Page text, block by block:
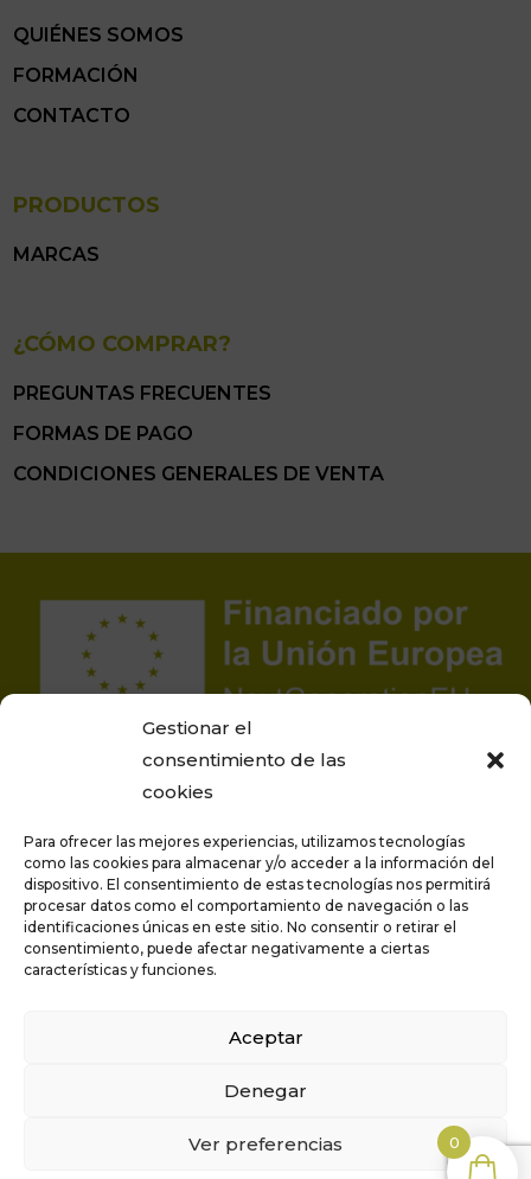
Gestionar el
consentimiento de las
cookies
Para ofrecer las mejores experiencias, utilizamos tecnologías
como las cookies para almacenar y/o acceder a la información del
dispositivo. El consentimiento de estas tecnologías nos permitirá
procesar datos como el comportamiento de navegación o las
identificaciones únicas en este sitio. No consentir o retirar el
consentimiento, puede afectar negativamente a ciertas
características y funciones.
Aceptar
Denegar
Ver preferencias
QUIÉNES SOMOS
FORMACIÓN
CONTACTO
PRODUCTOS
MARCAS
¿CÓMO COMPRAR?
PREGUNTAS FRECUENTES
FORMAS DE PAGO
CONDICIONES GENERALES DE VENTA
Proyecto financiado por la Unión Europea –
NextGenerationEU
Privacidad
Política de cookies
Condiciones generales de venta
0